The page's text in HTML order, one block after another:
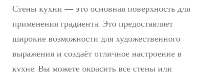
Стены кухни — это основная поверхность для
применения градиента. Это предоставляет
широкие возможности для художественного
выражения и создаёт отличное настроение в
кухне. Вы можете окрасить все стены или